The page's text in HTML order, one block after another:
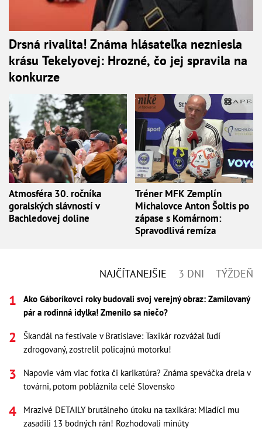
Drsná rivalita! Známa hlásateľka nezniesla
krásu Tekelyovej: Hrozné, čo jej spravila na
konkurze
Atmosféra 30. ročníka
goralských slávností v
Bachledovej doline
Tréner MFK Zemplín
Michalovce Anton Šoltis po
zápase s Komárnom:
Spravodlivá remíza
NAJČÍTANEJŠIE 3 DNI TÝŽDEŇ
Ako Gáboríkovci roky budovali svoj verejný obraz: Zamilovaný
pár a rodinná idylka! Zmenilo sa niečo?
Škandál na festivale v Bratislave: Taxikár rozvážal ľudí
zdrogovaný, zostrelil policajnú motorku!
Napovie vám viac fotka či karikatúra? Známa speváčka drela v
továrni, potom pobláznila celé Slovensko
Mrazivé DETAILY brutálneho útoku na taxikára: Mladíci mu
zasadili 13 bodných rán! Rozhodovali minúty